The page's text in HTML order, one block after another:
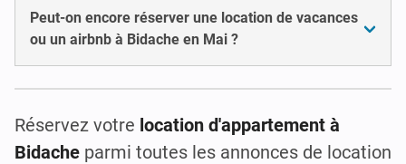
Peut-on encore réserver une location de vacances
ou un airbnb à Bidache en Mai ?
Réservez votre location d'appartement à
Bidache parmi toutes les annonces de location